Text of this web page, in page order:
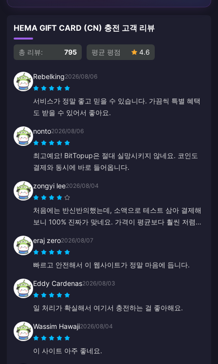
HEMA GIFT CARD (CN) 충전 고객 리뷰
총 리뷰: 795 평균 평점 4.6
Rebelking2026/08/06
서비스가 정말 좋고 믿을 수 있습니다. 가끔씩 특별 혜택
도 받을 수 있어서 좋아요.
nonto2026/08/06
최고예요! BitTopup은 절대 실망시키지 않네요. 코인도
결제와 동시에 바로 들어옵니다.
zongyi lee2026/08/04
처음에는 반신반의했는데, 소액으로 테스트 삼아 결제해
보니 100% 진짜가 맞네요. 가격이 평균보다 훨씬 저렴하
앞으로도 계속 여기만 이용할 예정입니다.
eraj zero2026/08/07
빠르고 안전해서 이 웹사이트가 정말 마음에 듭니다.
Eddy Cardenas2026/08/03
일 처리가 확실해서 여기서 충전하는 걸 좋아해요.
Wassim Hawaji2026/08/04
이 사이트 아주 좋네요.